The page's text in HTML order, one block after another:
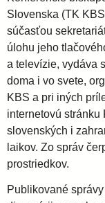
l
a
v
s
k
á
e
Slovenska (TK
súčasťou
úlohu jeho
a televízie, vydáva
doma i vo svete,
KBS a pri iných
internetovú stránku
slovenských i
laikov. Zo správ
prostriedkov.
Publikované